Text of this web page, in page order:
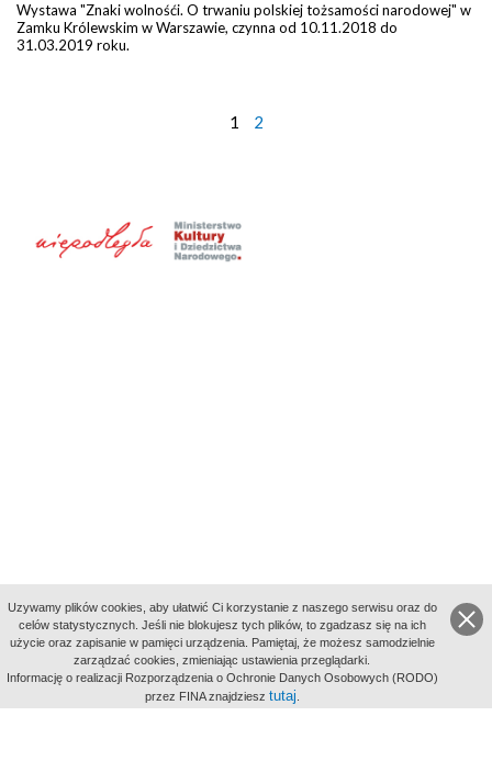
Wystawa "Znaki wolnośći. O trwaniu polskiej tożsamości narodowej" w
Zamku Królewskim w Warszawie, czynna od 10.11.2018 do
31.03.2019 roku.
1 2
aktywności
Uzywamy plików cookies, aby ułatwić Ci korzystanie z naszego serwisu oraz do
celów statystycznych. Jeśli nie blokujesz tych plików, to zgadzasz się na ich
użycie oraz zapisanie w pamięci urządzenia. Pamiętaj, że możesz samodzielnie
zarządzać cookies, zmieniając ustawienia przeglądarki.
Informację o realizacji Rozporządzenia o Ochronie Danych Osobowych (RODO)
przez FINA znajdziesz tutaj